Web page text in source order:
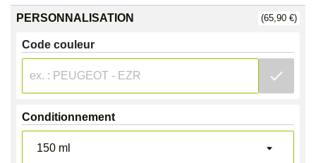
PERSONNALISATION (65,90 €)
Code couleur
check
Conditionnement